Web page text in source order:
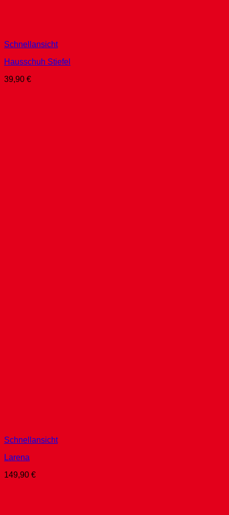
Schnellansicht
Hausschuh Stiefel
39,90 €
Schnellansicht
Larena
149,90 €